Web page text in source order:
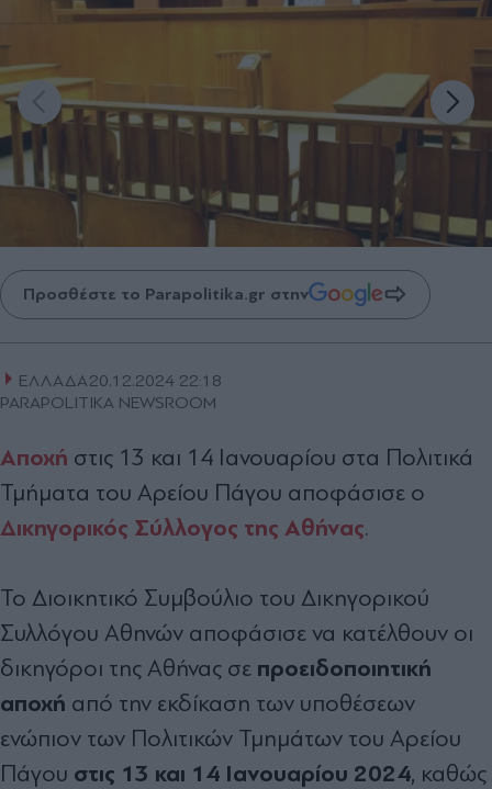
Προσθέστε το Parapolitika.gr στην
ΕΛΛΑΔΑ20.12.2024 22:18
PARAPOLITIKA NEWSROOM
Αποχή στις 13 και 14 Ιανουαρίου στα Πολιτικά
Τμήματα του Αρείου Πάγου αποφάσισε ο
Δικηγορικός Σύλλογος της Αθήνας.
Το Διοικητικό Συμβούλιο του Δικηγορικού
Συλλόγου Αθηνών αποφάσισε να κατέλθουν οι
δικηγόροι της Αθήνας σε προειδοποιητική
αποχή από την εκδίκαση των υποθέσεων
ενώπιον των Πολιτικών Τμημάτων του Αρείου
Πάγου στις 13 και 14 Ιανουαρίου 2024, καθώς